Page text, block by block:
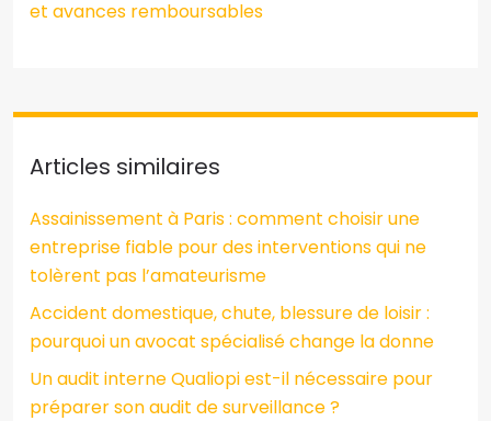
et avances remboursables
Articles similaires
Assainissement à Paris : comment choisir une
entreprise fiable pour des interventions qui ne
tolèrent pas l’amateurisme
Accident domestique, chute, blessure de loisir :
pourquoi un avocat spécialisé change la donne
Un audit interne Qualiopi est-il nécessaire pour
préparer son audit de surveillance ?